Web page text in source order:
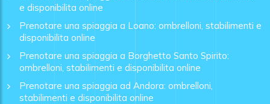
e disponibilita online
Prenotare una spiaggia a Loano: ombrelloni, stabilimenti e
disponibilita online
Prenotare una spiaggia a Borghetto Santo Spirito:
ombrelloni, stabilimenti e disponibilita online
Prenotare una spiaggia ad Andora: ombrelloni,
stabilimenti e disponibilita online